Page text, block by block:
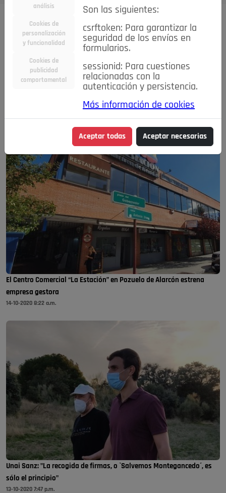
Todas las noticias..
Caridad
Ciencia&Tecnología
Cultura
Deportes Economía
Educación
Entretenimiento
España
Estilo de Vida
Madrid Opinión IN
Pozuelo de Alarcón
Salud 🔴 En Directo
El Centro Comercial “La Estación” en Pozuelo de Alarcón estrena
empresa gestora
14-10-2020 8:22 a.m.
Unai Sanz: "La recogida de firmas, o `Salvemos Montegancedo´, es
sólo el principio"
13-10-2020 7:47 p.m.
análisis
Cookies de
personalización
y funcionalidad
Cookies de
publicidad
comportamental
Son las siguientes:
csrftoken: Para garantizar la
seguridad de los envíos en
formularios.
sessionid: Para cuestiones
relacionadas con la
autenticación y persistencia.
Más información de cookies
Aceptar todas Aceptar necesarias